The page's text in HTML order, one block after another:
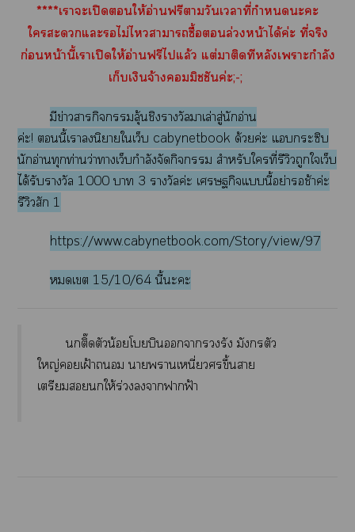
****เาะเปิดให้อ่านฟรีาวันเาที่กำหนดะะ
ใะแะไม่ไาาซื้อล่วงหน้าได้ค่ะ ที่จริง
ก่อนหน้านี้เาเปิดให้อ่านฟรีไแล้ว แต่าติดทีหลังเาะกำลัง
เก็บเงินจ้างมิชชันค่ะ;-;
มีข่าวากิจลุ้นชิงรางวัลมาเล่าสู่นักอ่าน
ค่ะ! นี้เานิยายใเว็บ cabynetbook ด้วยค่ะ แกระซิบ
นักอ่านทุกท่านว่าาเว็บกำลังจัดกิจ สำหรับใที่รีวิวถูกใเว็บ
ได้รับรางวัล 1000 า 3 รางวัลค่ะ เศรษฐกิจแนี้อย่าช้าค่ะ
รีวิวสัก 1
https://www.cabynetbook.com/Story/view/97
เ 15/10/64 นี้ะะ
ติ๊ดตัวน้อยโบินารวงรัง มังกรตัว
ใหญ่เฝ้า าาเหนี่ยวขึ้นา
เตรียมให้ร่วงาาฟ้า